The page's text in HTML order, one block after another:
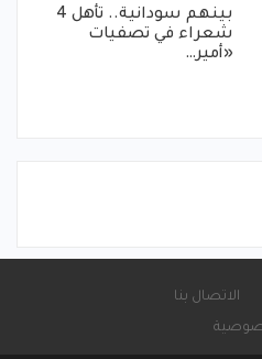
بينهم سودانية.. تأهل 4
شعراء في تصفيات
«أمير…
الاتصال بنا